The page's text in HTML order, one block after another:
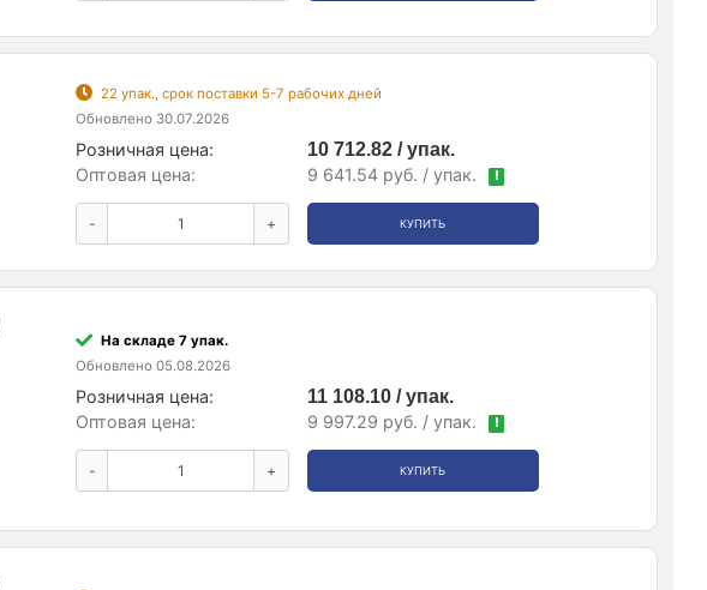
22 упак., срок поставки 5-7 рабочих дней
Обновлено 30.07.2026
Розничная цена:
10 712.82 / упак.
Оптовая цена:
9 641.54 руб. / упак. !
- + КУПИТЬ
На складе 7 упак.
Обновлено 05.08.2026
Розничная цена:
11 108.10 / упак.
Оптовая цена:
9 997.29 руб. / упак. !
- + КУПИТЬ